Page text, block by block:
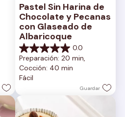
Pastel Sin Harina de
Chocolate y Pecanas
con Glaseado de
Albaricoque
0.0
0.0
de
5
estrellas.
Preparación: 20 min,
Cocción: 40 min
Fácil
Guardar